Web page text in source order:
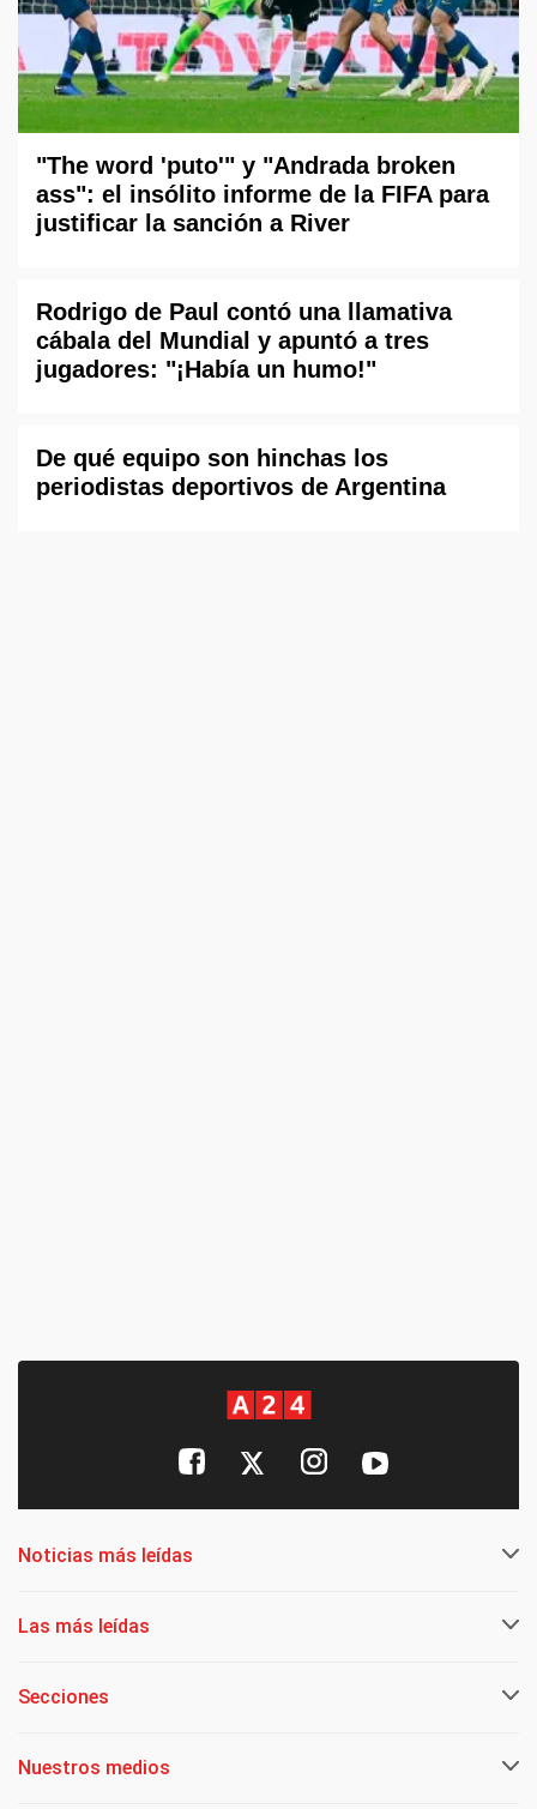
"The word 'puto'" y "Andrada broken
ass": el insólito informe de la FIFA para
justificar la sanción a River
Rodrigo de Paul contó una llamativa
cábala del Mundial y apuntó a tres
jugadores: "¡Había un humo!"
De qué equipo son hinchas los
periodistas deportivos de Argentina
Noticias más leídas
Las más leídas
Secciones
Nuestros medios